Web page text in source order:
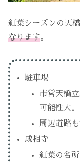
紅葉シーズンの天橋
なります。
駐車場
市営天橋
可能性大。
周辺道路
成相寺
紅葉の名